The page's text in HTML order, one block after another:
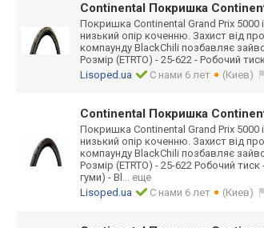
Continental Покришка
Покришка Continental Grand Prix 5000
низький опір коченню. Захист від
компаунду BlackChili позбавляє
Розмір (ETRTO) - 25-622 - Робочий
Lisoped.ua
С нами 6 лет (Киев)
Continental Покришка
Покришка Continental Grand Prix 5000
низький опір коченню. Захист від
компаунду BlackChili позбавляє
Розмір (ETRTO) - 25-622 Робочий
гуми) - Bl ... еще
Lisoped.ua
С нами 6 лет (Киев)